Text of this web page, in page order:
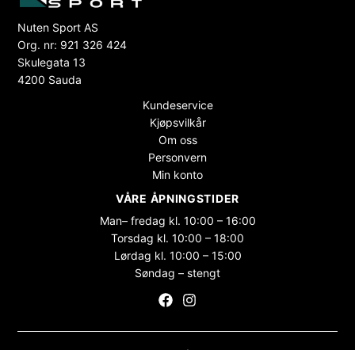
Nuten Sport AS
Org. nr: 921 326 424
Skulegata 13
4200 Sauda
Kundeservice
Kjøpsvilkår
Om oss
Personvern
Min konto
VÅRE ÅPNINGSTIDER
Man– fredag kl. 10:00 – 16:00
Torsdag kl. 10:00 – 18:00
Lørdag kl. 10:00 – 15:00
Søndag – stengt